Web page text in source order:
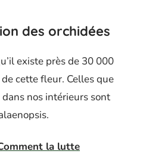
des orchidées
existe près de 30 000
cette fleur. Celles que
nos intérieurs sont
la lutte